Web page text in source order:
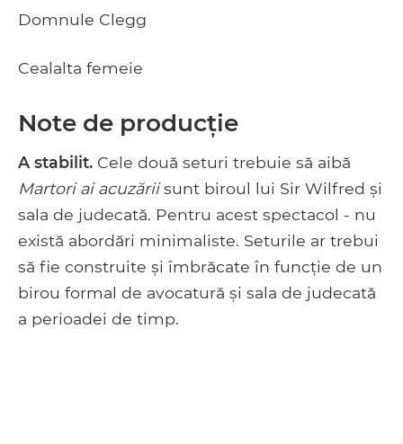
Domnule Clegg
Cealalta femeie
Note de producție
A stabilit. Cele două seturi trebuie să aibă
Martori ai acuzăriisunt biroul lui Sir Wilfred și
sala de judecată. Pentru acest spectacol - nu
există abordări minimaliste. Seturile ar trebui
să fie construite și îmbrăcate în funcție de un
birou formal de avocatură și sala de judecată
a perioadei de timp.